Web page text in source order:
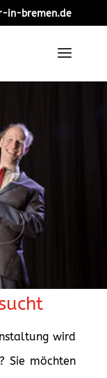
in-bremen.de
wird
? Sie möchten